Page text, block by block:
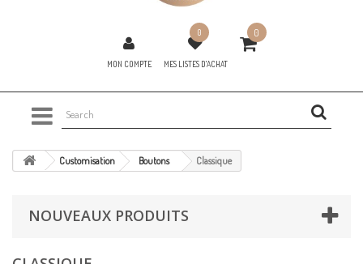
MON COMPTE
0
MES LISTES D'ACHAT
0
Customisation Boutons Classique
NOUVEAUX PRODUITS